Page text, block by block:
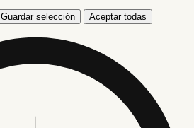
Guardar selección Aceptar todas